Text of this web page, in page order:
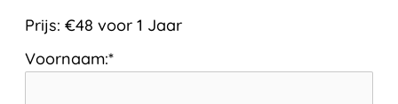
Prijs: €48 voor 1 Jaar
Voornaam:*